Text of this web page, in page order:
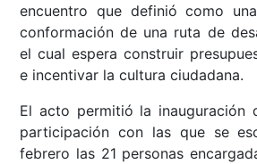
encuentro que definió como
conformación de una ruta de
el cual espera construir
e incentivar la cultura ciudadana.
El acto permitió la inauguración
participación con las que se
febrero las 21 personas